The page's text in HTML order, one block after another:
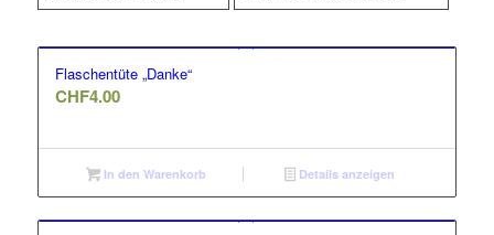
Flaschentüte „Danke“
CHF4.00
In den Warenkorb Details anzeigen